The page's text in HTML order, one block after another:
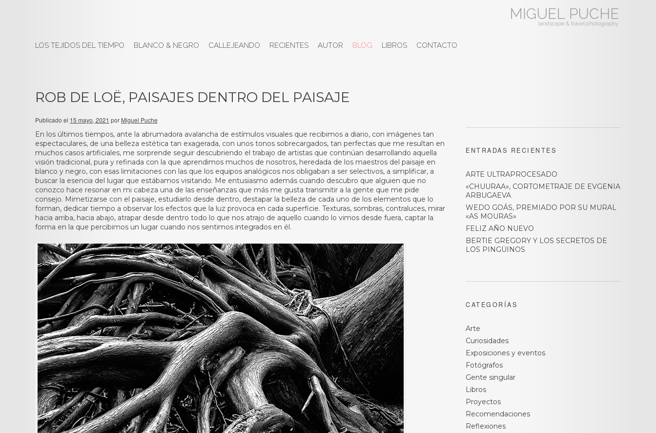
LOS TEJIDOS DEL TIEMPO BLANCO & NEGRO CALLEJEANDO RECIENTES AUTOR BLOG LIBROS CONTACTO
ROB DE LOË, PAISAJES DENTRO DEL PAISAJE
Publicado el 15 mayo, 2021 por Miguel Puche
En los últimos tiempos, ante la abrumadora avalancha de estímulos visuales que recibimos a diario, con imágenes tan
espectaculares, de una belleza estética tan exagerada, con unos tonos sobrecargados, tan perfectas que me resultan en
muchos casos artificiales, me sorprende seguir descubriendo el trabajo de artistas que continúan desarrollando aquella
visión tradicional, pura y refinada con la que aprendimos muchos de nosotros, heredada de los maestros del paisaje en
blanco y negro, con esas limitaciones con las que los equipos analógicos nos obligaban a ser selectivos, a simplificar, a
buscar la esencia del lugar que estábamos visitando. Me entusiasmo además cuando descubro que alguien que no
conozco hace resonar en mi cabeza una de las enseñanzas que más me gusta transmitir a la gente que me pide
consejo. Mimetizarse con el paisaje, estudiarlo desde dentro, destapar la belleza de cada uno de los elementos que lo
forman, dedicar tiempo a observar los efectos que la luz provoca en cada superficie. Texturas, sombras, contraluces, mirar
hacia arriba, hacia abajo, atrapar desde dentro todo lo que nos atrajo de aquello cuando lo vimos desde fuera, captar la
forma en la que percibimos un lugar cuando nos sentimos integrados en él.
ENTRADAS RECIENTES
ARTE ULTRAPROCESADO
«CHUURAA», CORTOMETRAJE DE EVGENIA
ARBUGAEVA
WEDO GOÁS, PREMIADO POR SU MURAL
«AS MOURAS»
FELIZ AÑO NUEVO
BERTIE GREGORY Y LOS SECRETOS DE
LOS PINGÜINOS
CATEGORÍAS
Arte
Curiosidades
Exposiciones y eventos
Fotógrafos
Gente singular
Libros
Proyectos
Recomendaciones
Reflexiones